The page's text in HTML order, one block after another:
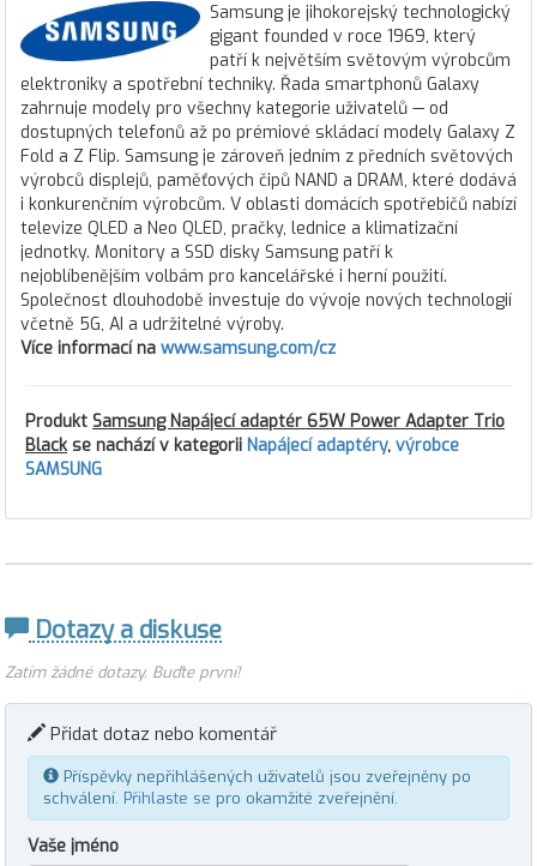
Samsung je jihokorejský technologický
gigant founded v roce 1969, který
patří k největším světovým výrobcům
elektroniky a spotřební techniky. Řada smartphonů Galaxy
zahrnuje modely pro všechny kategorie uživatelů — od
dostupných telefonů až po prémiové skládací modely Galaxy Z
Fold a Z Flip. Samsung je zároveň jedním z předních světových
výrobců displejů, paměťových čipů NAND a DRAM, které dodává
i konkurenčním výrobcům. V oblasti domácích spotřebičů nabízí
televize QLED a Neo QLED, pračky, lednice a klimatizační
jednotky. Monitory a SSD disky Samsung patří k
nejoblíbenějším volbám pro kancelářské i herní použití.
Společnost dlouhodobě investuje do vývoje nových technologií
včetně 5G, AI a udržitelné výroby.
Více informací na www.samsung.com/cz
Produkt Samsung Napájecí adaptér 65W Power Adapter Trio
Blackse nachází v kategorii Napájecí adaptéry, výrobce
SAMSUNG
Dotazy a diskuse
Zatím žádné dotazy. Buďte první!
Přidat dotaz nebo komentář
Příspěvky nepřihlášených uživatelů jsou zveřejněny po
schválení. Přihlaste se pro okamžité zveřejnění.
Vaše jméno